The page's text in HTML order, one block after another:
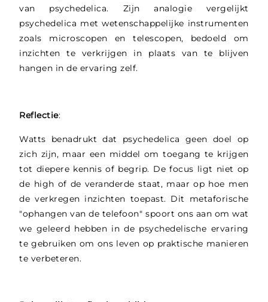
van psychedelica. Zijn analogie vergelijkt
psychedelica met wetenschappelijke instrumenten
zoals microscopen en telescopen, bedoeld om
inzichten te verkrijgen in plaats van te blijven
hangen in de ervaring zelf.
Reflectie:
Watts benadrukt dat psychedelica geen doel op
zich zijn, maar een middel om toegang te krijgen
tot diepere kennis of begrip. De focus ligt niet op
de high of de veranderde staat, maar op hoe men
de verkregen inzichten toepast. Dit metaforische
"ophangen van de telefoon" spoort ons aan om wat
we geleerd hebben in de psychedelische ervaring
te gebruiken om ons leven op praktische manieren
te verbeteren.